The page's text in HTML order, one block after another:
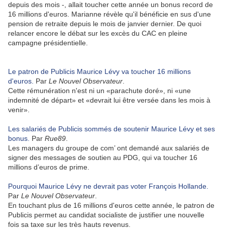
depuis des mois -, allait toucher cette année un bonus record de
16 millions d'euros. Marianne révèle qu'il bénéficie en sus d'une
pension de retraite depuis le mois de janvier dernier. De quoi
relancer encore le débat sur les excès du CAC en pleine
campagne présidentielle.
Le patron de Publicis Maurice Lévy va toucher 16 millions
d'euros. Par Le Nouvel Observateur
Cette rémunération n'est ni un «parachute doré», ni «une
indemnité de départ» et «devrait lui être versée dans les mois à
venir».
Les salariés de Publicis sommés de soutenir Maurice Lévy et ses
bonus. Par Rue89
Les managers du groupe de com’ ont demandé aux salariés de
signer des messages de soutien au PDG, qui va toucher 16
millions d’euros de prime.
Pourquoi Maurice Lévy ne devrait pas voter François Hollande.
Par Le Nouvel Observateur
En touchant plus de 16 millions d'euros cette année, le patron de
Publicis permet au candidat socialiste de justifier une nouvelle
fois sa taxe sur les très hauts revenus.